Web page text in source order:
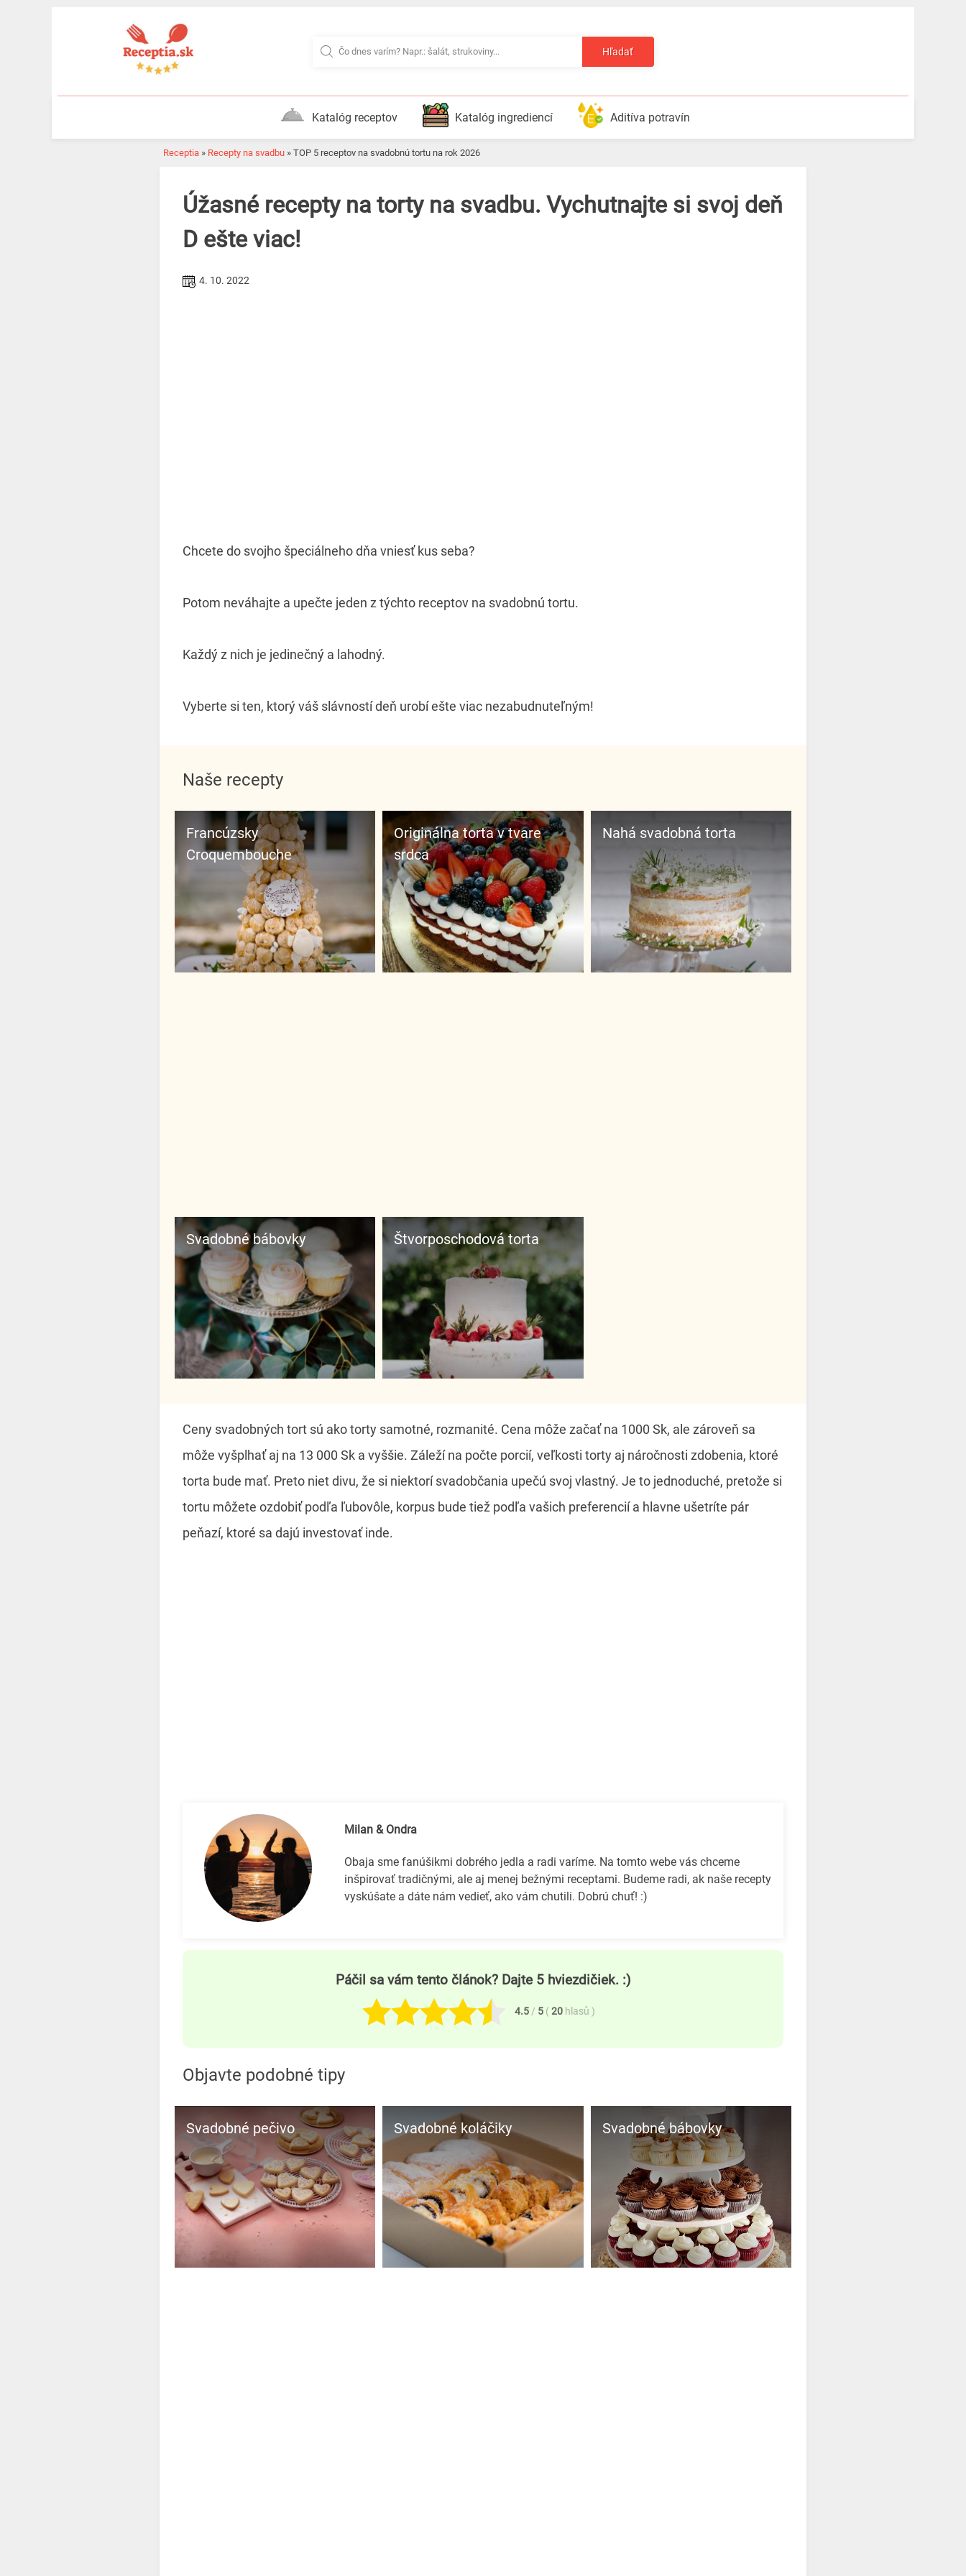
Hľadať
Katalóg receptov Katalóg ingrediencí Aditíva potravín
Receptia » Recepty na svadbu » TOP 5 receptov na svadobnú tortu na rok 2026
Úžasné recepty na torty na svadbu. Vychutnajte si svoj deň
D ešte viac!
4. 10. 2022
Chcete do svojho špeciálneho dňa vniesť kus seba?
Potom neváhajte a upečte jeden z týchto receptov na svadobnú tortu.
Každý z nich je jedinečný a lahodný.
Vyberte si ten, ktorý váš slávností deň urobí ešte viac nezabudnuteľným!
Naše recepty
Francúzsky
Croquembouche
Originálna torta v tvare
srdca
Nahá svadobná torta
Svadobné bábovky Štvorposchodová torta
Ceny svadobných tort sú ako torty samotné, rozmanité. Cena môže začať na 1000 Sk, ale zároveň sa
môže vyšplhať aj na 13 000 Sk a vyššie. Záleží na počte porcií, veľkosti torty aj náročnosti zdobenia, ktoré
torta bude mať. Preto niet divu, že si niektorí svadobčania upečú svoj vlastný. Je to jednoduché, pretože si
tortu môžete ozdobiť podľa ľubovôle, korpus bude tiež podľa vašich preferencií a hlavne ušetríte pár
peňazí, ktoré sa dajú investovať inde.
Milan & Ondra
Obaja sme fanúšikmi dobrého jedla a radi varíme. Na tomto webe vás chceme
inšpirovať tradičnými, ale aj menej bežnými receptami. Budeme radi, ak naše recepty
vyskúšate a dáte nám vedieť, ako vám chutili. Dobrú chuť! :)
Páčil sa vám tento článok? Dajte 5 hviezdičiek. :)
4.5 / 5 (20 hlasů )
Objavte podobné tipy
Svadobné pečivo Svadobné koláčiky Svadobné bábovky